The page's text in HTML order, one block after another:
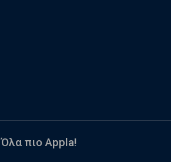
Όλα πιο Appla!